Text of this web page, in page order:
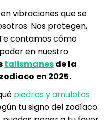
vibraciones que se
Nos protegen,
contamos cómo
en nuestro
talismanesde la
en 2025.
piedras y amuletos
tu signo del zodíaco.